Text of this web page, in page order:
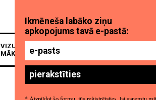
VIZUĀLĀ
MĀKSLA
SARUNAS AR
KOLEKCIONĀRIEM